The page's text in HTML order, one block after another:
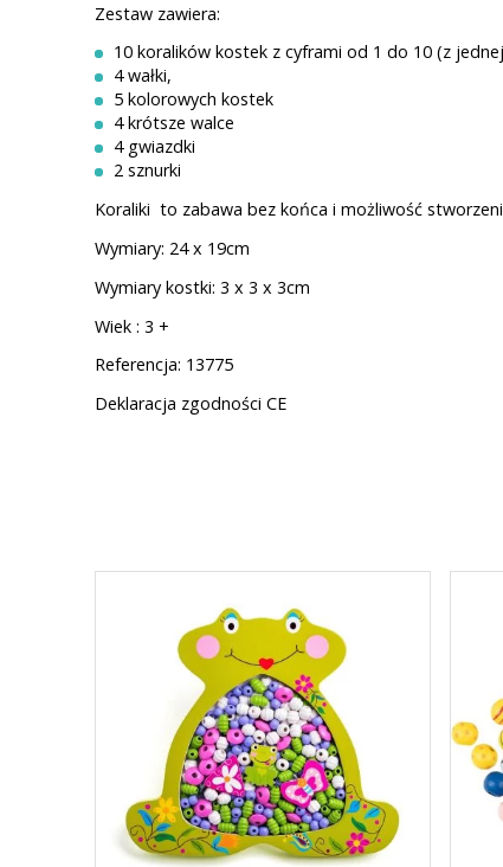
Zestaw zawiera:
10 koralików kostek z cyframi od 1 do 10 (z
4 wałki,
5 kolorowych kostek
4 krótsze walce
4 gwiazdki
2 sznurki
Koraliki to zabawa bez końca i możliwość
Wymiary: 24 x 19cm
Wymiary kostki: 3 x 3 x 3cm
Wiek : 3 +
Referencja: 13775
Deklaracja zgodności CE